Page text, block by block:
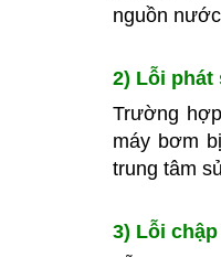
nguồn
2) Lỗi phát
Trường
máy bơm
trung tâm
3) Lỗi